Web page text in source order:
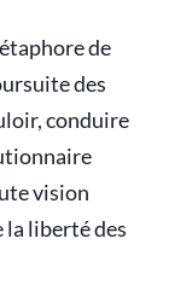
de
des
conduire
vision
la liberté des